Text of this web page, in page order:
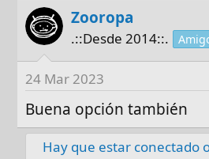
Zooropa
.::Desde 2014::.
24 Mar 2023
Buena opción también
Hay que estar conectado